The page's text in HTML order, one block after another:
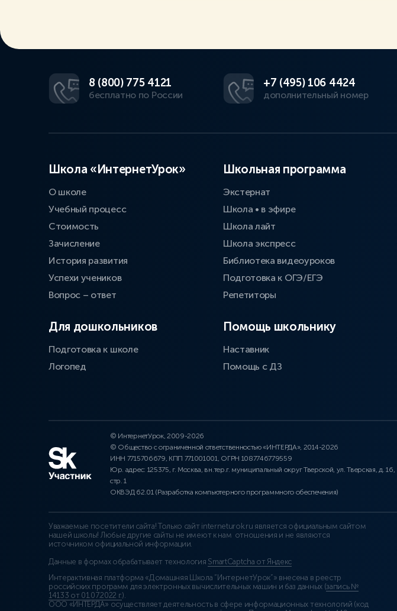
8 (800) 775 4121
бесплатно по России
+7 (495) 106 4424
дополнительный номер
Школа «ИнтернетУрок»
О школе
Учебный процесс
Стоимость
Зачисление
История развития
Успехи учеников
Вопрос – ответ
Для дошкольников
Подготовка к школе
Логопед
Школьная программа
Экстернат
Школа • в эфире
Школа лайт
Школа экспресс
Библиотека видеоуроков
Подготовка к ОГЭ/ЕГЭ
Репетиторы
Помощь школьнику
Наставник
Помощь с ДЗ
© ИнтернетУрок, 2009-2026
© Общество с ограниченной ответственностью «ИНТЕРДА», 2014-2026
ИНН 7715706679, КПП 771001001, ОГРН 1087746779559
Юр. адрес: 125375, г. Москва, вн.тер.г. муниципальный округ Тверской, ул. Тверская, д. 16,
стр. 1
ОКВЭД 62.01 (Разработка компьютерного программного обеспечения)
Уважаемые посетители сайта! Только сайт interneturok.ru является официальным сайтом
нашей школы! Любые другие сайты не имеют к нам отношения и не являются
источником официальной информации.
Данные в формах обрабатывает технология SmartCaptcha от Яндекс
Интерактивная платформа «Домашняя Школа “ИнтернетУрок”» внесена в реестр
российских программ для электронных вычислительных машин и баз данных (запись №
14133 от 01.07.2022 г.).
ООО «ИНТЕРДА» осуществляет деятельность в сфере информационных технологий (код